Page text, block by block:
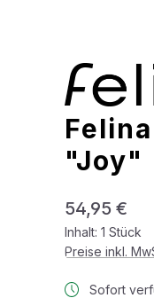
"Joy"
Regulärer Preis:
54,95 €
Inhalt: 1 Stück
Preise inkl.
Sofort